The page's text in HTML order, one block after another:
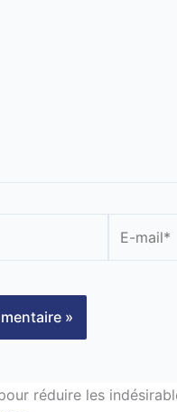
mail*
réduire les